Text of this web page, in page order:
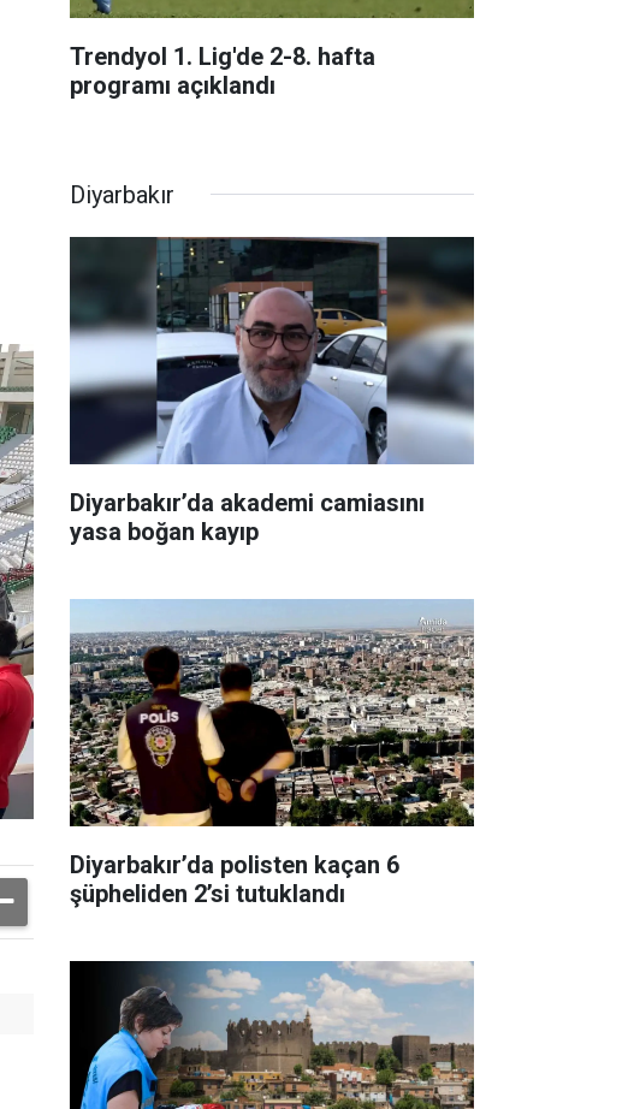
Trendyol 1. Lig'de 2-8. hafta
programı açıklandı
Diyarbakır
Diyarbakır’da akademi camiasını
yasa boğan kayıp
Diyarbakır’da polisten kaçan 6
şüpheliden 2’si tutuklandı